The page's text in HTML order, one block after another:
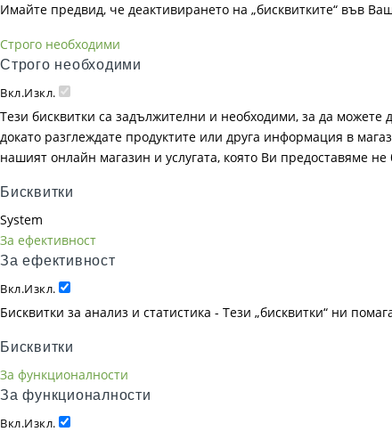
Имайте предвид, че деактивирането на „бисквитките“ във
Строго необходими
Строго необходими
Вкл.Изкл.
Тези бисквитки са задължителни и необходими, за да
докато разглеждате продуктите или друга информация в
нашият онлайн магазин и услугата, която Ви предоставяме
Бисквитки
System
За ефективност
За ефективност
Вкл.Изкл.
Бисквитки за анализ и статистика - Тези „бисквитки“ ни
Бисквитки
За функционалности
За функционалности
Вкл.Изкл.